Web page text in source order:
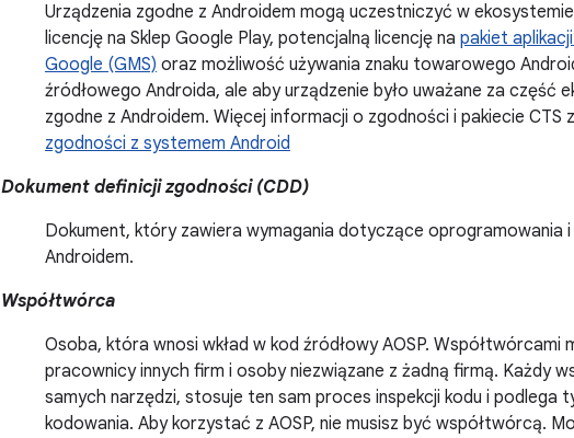
Urządzenia zgodne z Androidem mogą uczestniczyć w
licencję na Sklep Google Play, potencjalną licencję na pakiet
Google (GMS) oraz możliwość używania znaku towarowego
źródłowego Androida, ale aby urządzenie było uważane za część
zgodne z Androidem. Więcej informacji o zgodności i pakiecie CTS
zgodności z systemem Android
Dokument definicji zgodności (CDD)
Dokument, który zawiera wymagania dotyczące oprogramowania
Androidem.
Współtwórca
Osoba, która wnosi wkład w kod źródłowy AOSP.
pracownicy innych firm i osoby niezwiązane z żadną firmą. Każdy
samych narzędzi, stosuje ten sam proces inspekcji kodu i podlega
kodowania. Aby korzystać z AOSP, nie musisz być współtwórcą.